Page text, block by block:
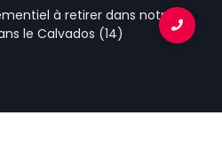
à retirer dans notre
le Calvados (14)